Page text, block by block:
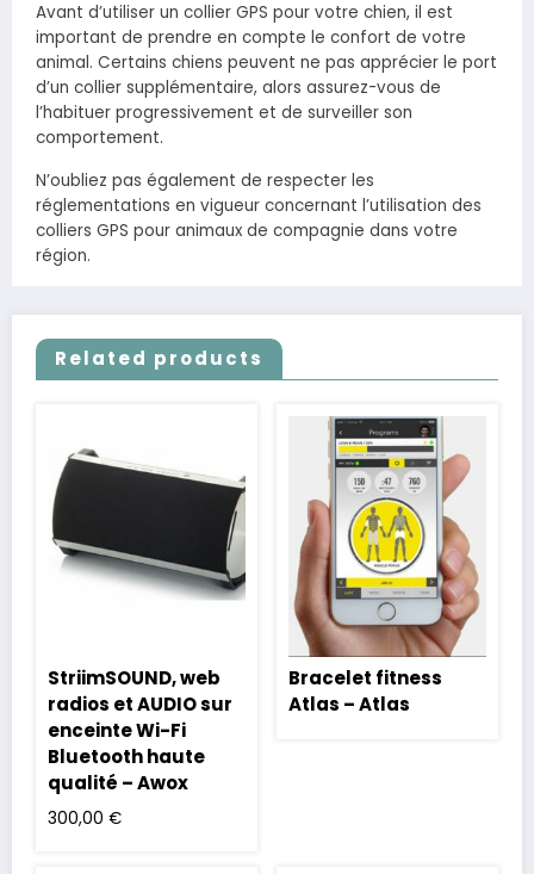
Avant d’utiliser un collier GPS pour votre chien, il est
important de prendre en compte le confort de votre
animal. Certains chiens peuvent ne pas apprécier le port
d’un collier supplémentaire, alors assurez-vous de
l’habituer progressivement et de surveiller son
comportement.
N’oubliez pas également de respecter les
réglementations en vigueur concernant l’utilisation des
colliers GPS pour animaux de compagnie dans votre
région.
Related products
StriimSOUND, web
radios et AUDIO sur
enceinte Wi-Fi
Bluetooth haute
qualité – Awox
300,00 €
Bracelet fitness
Atlas – Atlas